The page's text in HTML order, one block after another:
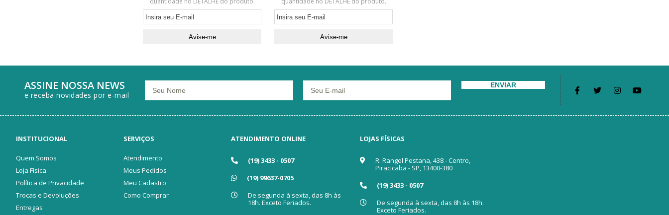
ASSINE NOSSA NEWS
e receba novidades por e-mail
ENVIAR
INSTITUCIONAL
Quem Somos
Loja Física
Política de Privacidade
Trocas e Devoluções
Entregas
SERVIÇOS
Atendimento
Meus Pedidos
Meu Cadastro
Como Comprar
ATENDIMENTO ONLINE
(19) 3433 - 0507
(19) 99637-0705
De segunda à sexta, das 8h às
18h. Exceto Feriados.
LOJAS FÍSICAS
R. Rangel Pestana, 438 - Centro,
Piracicaba - SP, 13400-380
(19) 3433 - 0507
De segunda à sexta, das 8h às 18h.
Exceto Feriados.